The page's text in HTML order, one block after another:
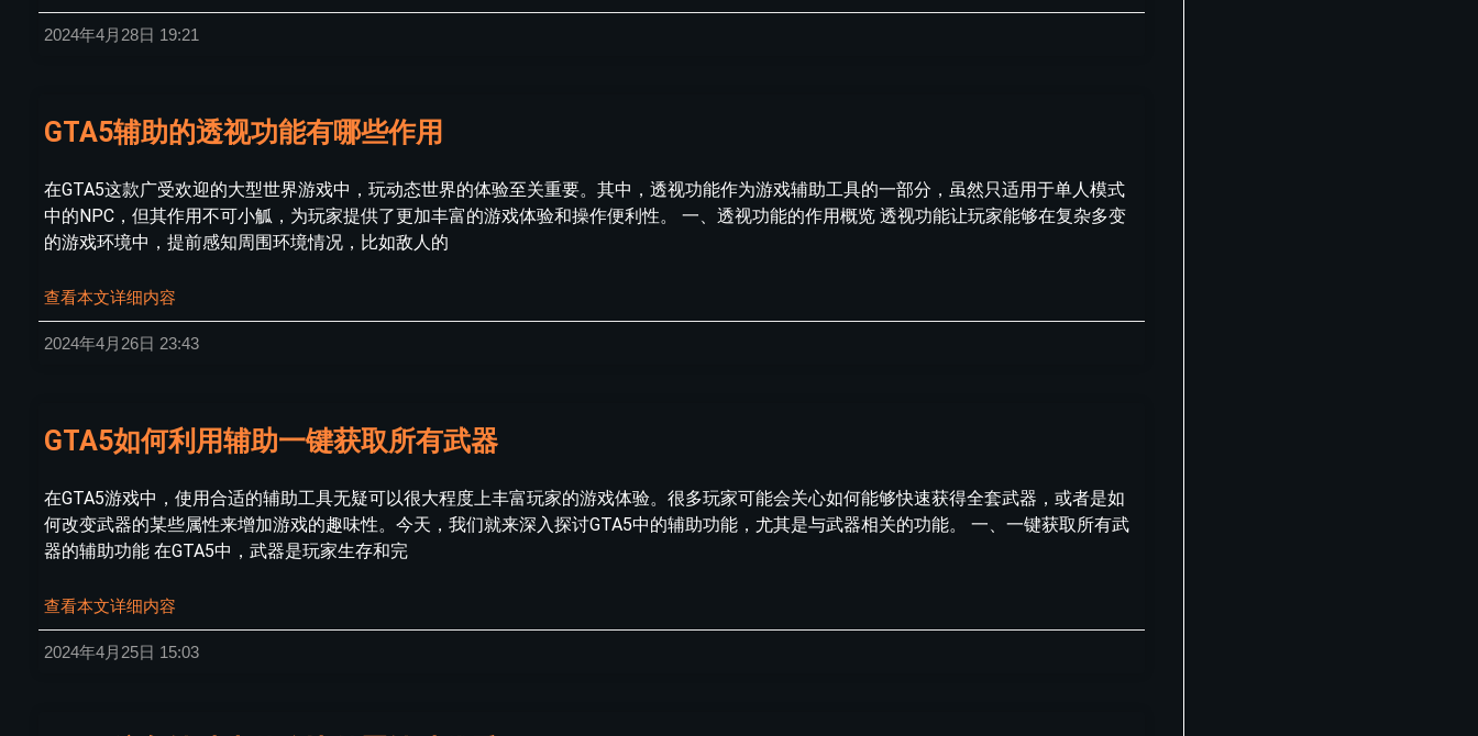
2024年4月28日 19:21
GTA5辅助的透视功能有哪些作用
在GTA5这款广受欢迎的大型世界游戏中，玩动态世界的体验至关重要。其中，透视功能作为游戏辅助工具的一部分，虽然只适用于单人模式
中的NPC，但其作用不可小觚，为玩家提供了更加丰富的游戏体验和操作便利性。 一、透视功能的作用概览 透视功能让玩家能够在复杂多变
的游戏环境中，提前感知周围环境情况，比如敌人的
查看本文详细内容
2024年4月26日 23:43
GTA5如何利用辅助一键获取所有武器
在GTA5游戏中，使用合适的辅助工具无疑可以很大程度上丰富玩家的游戏体验。很多玩家可能会关心如何能够快速获得全套武器，或者是如
何改变武器的某些属性来增加游戏的趣味性。今天，我们就来深入探讨GTA5中的辅助功能，尤其是与武器相关的功能。 一、一键获取所有武
器的辅助功能 在GTA5中，武器是玩家生存和完
查看本文详细内容
2024年4月25日 15:03